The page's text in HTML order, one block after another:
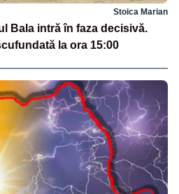
Stoica Marian
Bala intră în faza decisivă.
la ora 15:00